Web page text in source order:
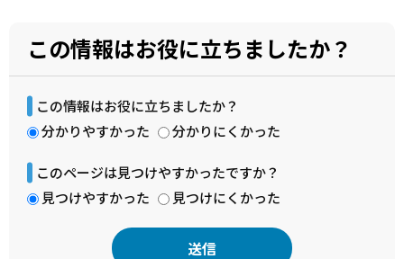
この情報はお役に立ちましたか？
この情報はお役に立ちましたか？
分かりやすかった
分かりにくかった
このページは見つけやすかったですか？
見つけやすかった
見つけにくかった